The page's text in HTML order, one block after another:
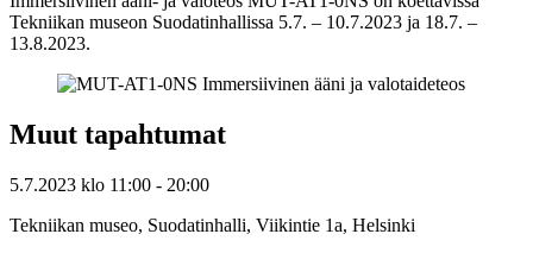
Tekniikan museon Suodatinhallissa 5.7. – 10.7.2023 ja 18.7. –
13.8.2023.
Muut tapahtumat
5.7.2023 klo 11:00 - 20:00
Tekniikan museo, Suodatinhalli, Viikintie 1a, Helsinki